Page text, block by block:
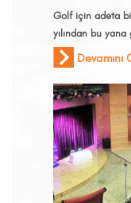
Golf için adeta
yılından bu
Devamını